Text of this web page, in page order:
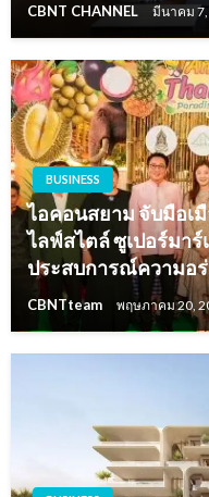
CBNT CHANNEL มีนาคม 7,
BUSINESS
ไอคอนสยาม จับมือเ
ไลฟ์สไตล์ ซูเปอร์มา
ประสบการณ์ความอ
CBNTteam พฤษภาคม 20,